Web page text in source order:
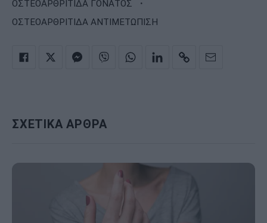
ΟΣΤΕΟΑΡΘΡΙΤΙΔΑ ΓΟΝΑΤΟΣ ·
ΟΣΤΕΟΑΡΘΡΙΤΙΔΑ ΑΝΤΙΜΕΤΩΠΙΣΗ
ΣΧΕΤΙΚΑ ΑΡΘΡΑ